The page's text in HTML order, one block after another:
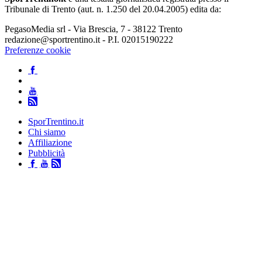
Tribunale di Trento (aut. n. 1.250 del 20.04.2005) edita da:
PegasoMedia srl - Via Brescia, 7 - 38122 Trento
redazione@sportrentino.it - P.I. 02015190222
Preferenze cookie
SporTrentino.it
Chi siamo
Affiliazione
Pubblicità